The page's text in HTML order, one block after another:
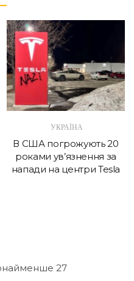
УКРАЇНА
В США погрожують 20
роками ув’язнення за
напади на центри Tesla
27